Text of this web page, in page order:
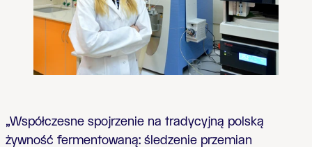
„Współczesne spojrzenie na tradycyjną polską
żywność fermentowaną: śledzenie przemian